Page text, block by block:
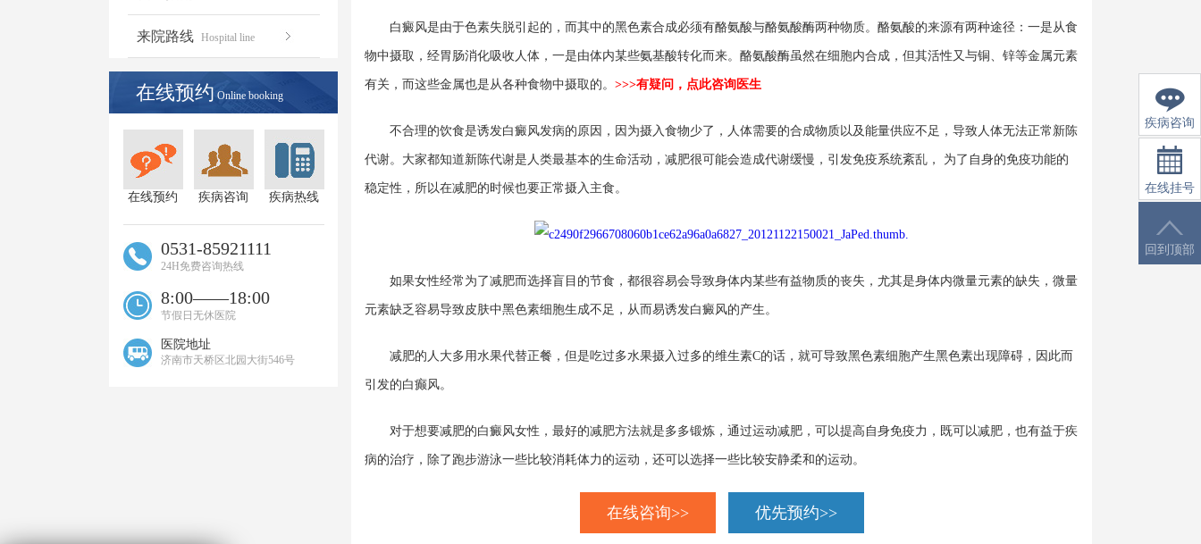
来院路线 Hospital line
在线预约 Online booking
在线预约 疾病咨询 疾病热线
0531-85921111
24H免费咨询热线
8:00——18:00
节假日无休医院
医院地址
济南市天桥区北园大街546号
白癜风是由于色素失脱引起的，而其中的黑色素合成必须有酪氨酸与酪氨酸酶两种物质。酪氨酸的来源有两种途径：一是从食
物中摄取，经胃肠消化吸收人体，一是由体内某些氨基酸转化而来。酪氨酸酶虽然在细胞内合成，但其活性又与铜、锌等金属元素
有关，而这些金属也是从各种食物中摄取的。 >>>有疑问，点此咨询医生
不合理的饮食是诱发白癜风发病的原因，因为摄入食物少了，人体需要的合成物质以及能量供应不足，导致人体无法正常新陈
代谢。大家都知道新陈代谢是人类最基本的生命活动，减肥很可能会造成代谢缓慢，引发免疫系统紊乱， 为了自身的免疫功能的
稳定性，所以在减肥的时候也要正常摄入主食。
如果女性经常为了减肥而选择盲目的节食，都很容易会导致身体内某些有益物质的丧失，尤其是身体内微量元素的缺失，微量
元素缺乏容易导致皮肤中黑色素细胞生成不足，从而易诱发白癜风的产生。
减肥的人大多用水果代替正餐，但是吃过多水果摄入过多的维生素C的话，就可导致黑色素细胞产生黑色素出现障碍，因此而
引发的白癫风。
对于想要减肥的白癜风女性，最好的减肥方法就是多多锻炼，通过运动减肥，可以提高自身免疫力，既可以减肥，也有益于疾
病的治疗，除了跑步游泳一些比较消耗体力的运动，还可以选择一些比较安静柔和的运动。
在线咨询>> 优先预约>>
疾病咨询
在线挂号
回到顶部